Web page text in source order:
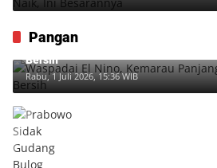
Pangan
Waspadai El Nino, Kemarau Panjang
Bersih
Rabu, 1 Juli 2026, 15:36 WIB